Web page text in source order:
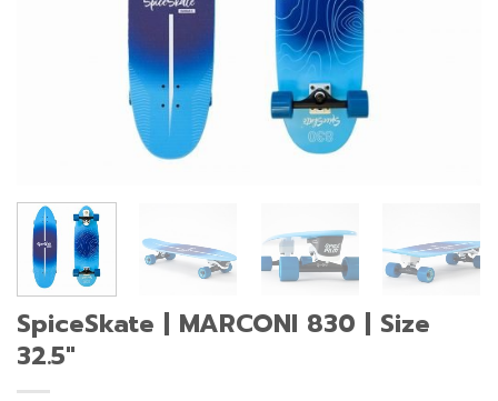
SpiceSkate | MARCONI 830 | Size
32.5″